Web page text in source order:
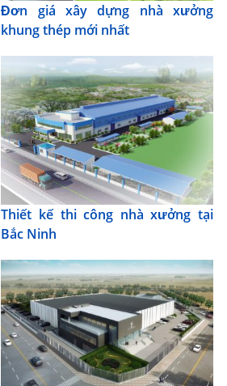
Đơn giá xây dựng nhà xưởng
khung thép mới nhất
Thiết kế thi công nhà xưởng tại
Bắc Ninh